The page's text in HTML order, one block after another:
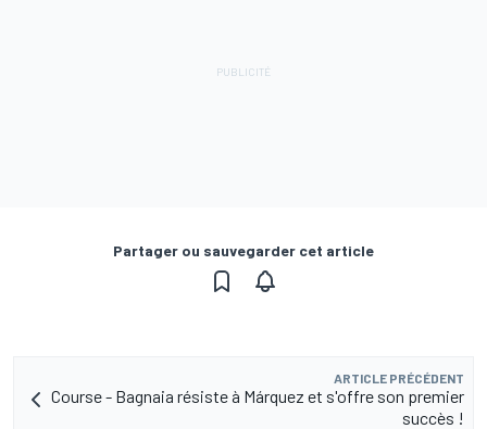
Partager ou sauvegarder cet article
ARTICLE PRÉCÉDENT
Course - Bagnaia résiste à Márquez et s'offre son premier
succès !